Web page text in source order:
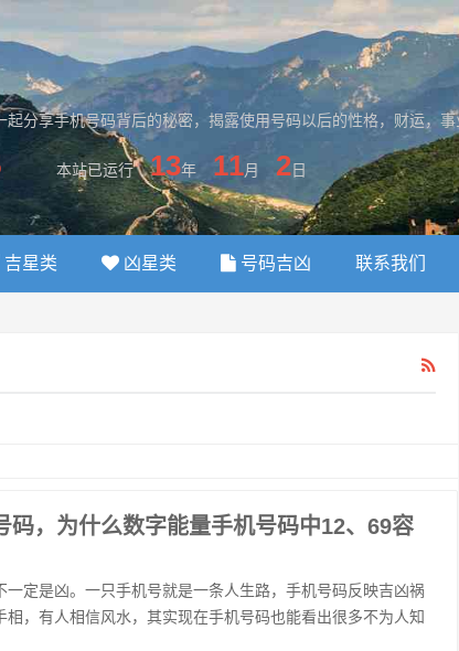
分享手机号码背后的秘密，揭露使用号码以后的性格，财运，
本站已运行 13年 11月 2日
吉星类 凶星类 号码吉凶 联系我们
码，为什么数字能量手机号码中12、69容
定是凶。一只手机号就是一条人生路，手机号码反映吉凶祸
，有人相信风水，其实现在手机号码也能看出很多不为人知